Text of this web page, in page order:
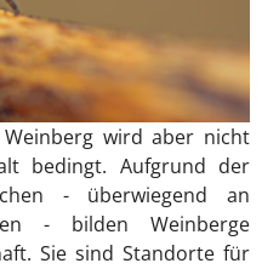
wird aber nicht
bedingt. Aufgrund der
- überwiegend an
- bilden Weinberge
Sie sind Standorte für